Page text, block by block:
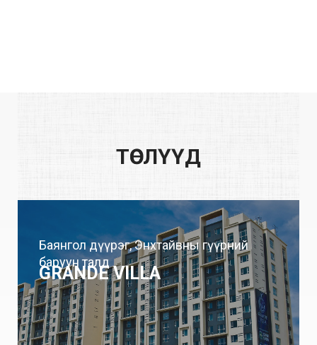
ТӨСЛҮҮД
Баянгол дүүрэг, Энхтайвны гүүрний
баруун талд
GRANDE VILLA